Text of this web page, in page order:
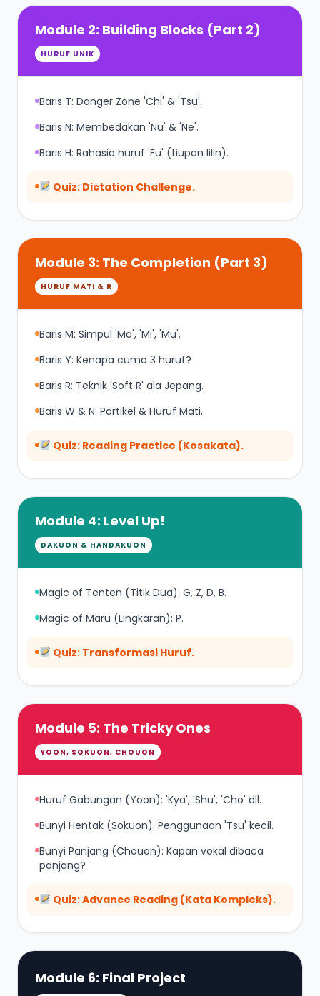
Module 2: Building Blocks (Part 2)
HURUF UNIK
Baris T: Danger Zone 'Chi' & 'Tsu'.
Baris N: Membedakan 'Nu' & 'Ne'.
Baris H: Rahasia huruf 'Fu' (tiupan lilin).
Quiz: Dictation Challenge.
Module 3: The Completion (Part 3)
HURUF MATI & R
Baris M: Simpul 'Ma', 'Mi', 'Mu'.
Baris Y: Kenapa cuma 3 huruf?
Baris R: Teknik 'Soft R' ala Jepang.
Baris W & N: Partikel & Huruf Mati.
Quiz: Reading Practice (Kosakata).
Module 4: Level Up!
DAKUON & HANDAKUON
Magic of Tenten (Titik Dua): G, Z, D, B.
Magic of Maru (Lingkaran): P.
Quiz: Transformasi Huruf.
Module 5: The Tricky Ones
YOON, SOKUON, CHOUON
Huruf Gabungan (Yoon): 'Kya', 'Shu', 'Cho' dll.
Bunyi Hentak (Sokuon): Penggunaan 'Tsu' kecil.
Bunyi Panjang (Chouon): Kapan vokal dibaca
panjang?
Quiz: Advance Reading (Kata Kompleks).
Module 6: Final Project